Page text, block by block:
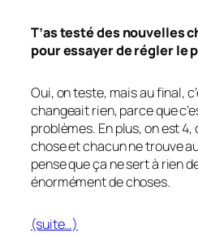
T’as testé des nouvelles
pour essayer de régler le
Oui, on teste, mais au final,
changeait rien, parce que
problèmes. En plus, on est
chose et chacun ne trouve
pense que ça ne sert à rien
énormément de choses.
(suite…)